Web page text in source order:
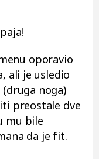
oporavio
ali je usledio
noga)
preostale dve
mu bile
da je fit.